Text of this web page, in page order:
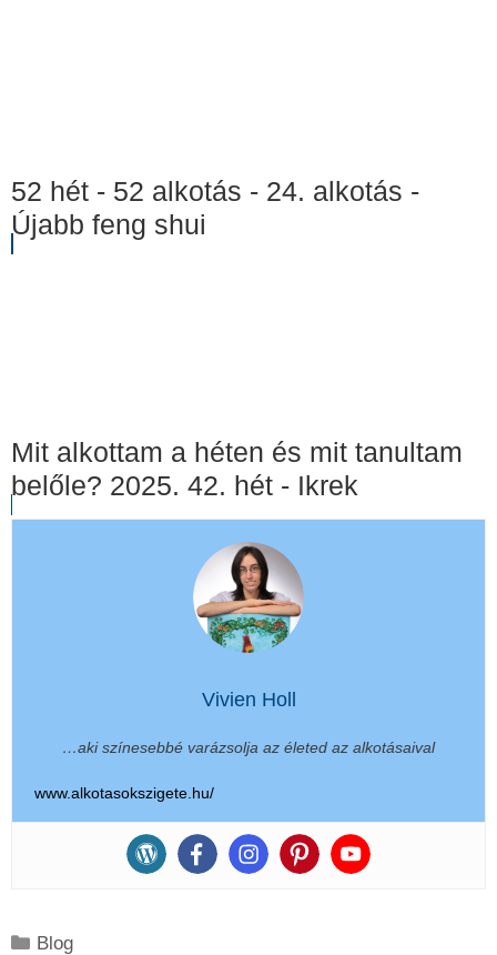
52 hét - 52 alkotás - 24. alkotás -
Újabb feng shui
Mit alkottam a héten és mit tanultam
belőle? 2025. 42. hét - Ikrek
Vivien Holl
…aki színesebbé varázsolja az életed az alkotásaival
www.alkotasokszigete.hu/
Kategória
Blog